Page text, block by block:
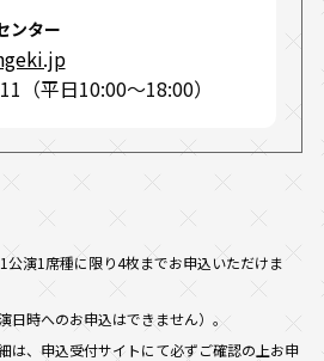
ンター
（平日10:00～18:00）
公演1席種に限り4枚までお申込いただけま
日時へのお申込はできません）。
は、申込受付サイトにて必ずご確認の上お申